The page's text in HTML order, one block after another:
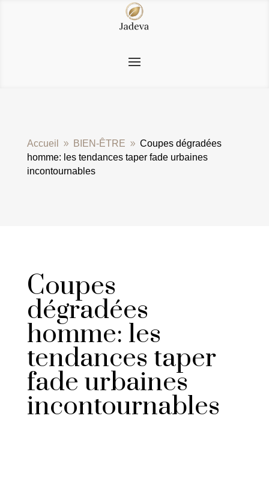
Accueil 9 BIEN-ÊTRE 9 Coupes dégradées
homme: les tendances taper fade urbaines
incontournables
Coupes
dégradées
homme: les
tendances taper
fade urbaines
incontournables